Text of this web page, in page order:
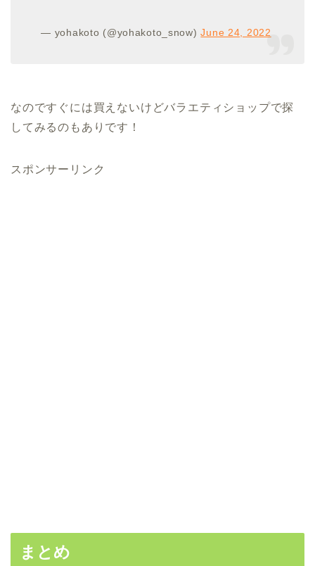
— yohakoto (@yohakoto_snow)June 24, 2022
なのですぐには買えないけどバラエティショップで探
してみるのもありです！
スポンサーリンク
まとめ